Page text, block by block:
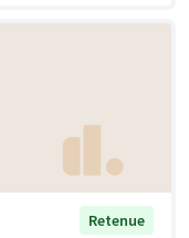
Retenue